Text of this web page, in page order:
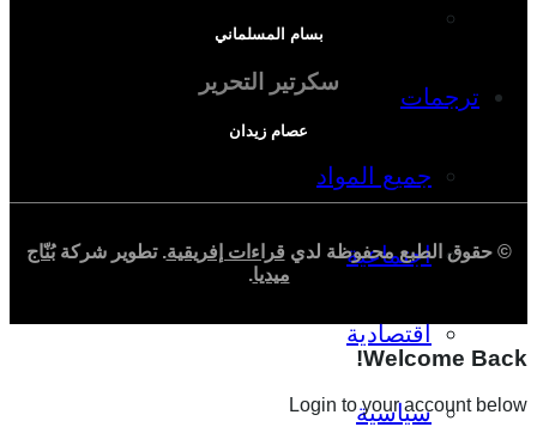
ترجمات
جميع المواد
اجتماعية
اقتصادية
سياسية
بسام المسلماني
سكرتير التحرير
عصام زيدان
© حقوق الطبع محفوظة لدي قراءات إفريقية. تطوير شركةبُنّاج
ميديا.
Welcome Back!
Login to your account below